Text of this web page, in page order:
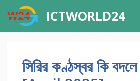
content
ICTWORLD24
সিরির কণ্ঠস্বর কি